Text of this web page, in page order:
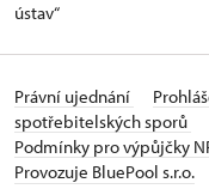
ústav“
Právní ujednání
spotřebitelských sporů
Podmínky pro výpůjčky
Provozuje BluePool s.r.o.